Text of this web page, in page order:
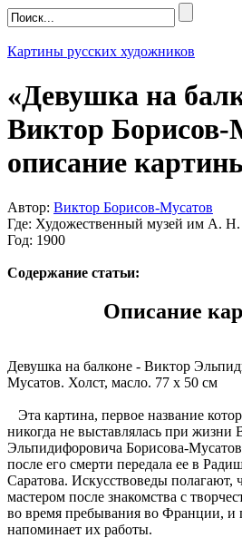
Картины русских художников
«Девушка на
Виктор
описание
Автор: Виктор Борисов-Мусатов
Где: Художественный музей им А. Н.
Год: 1900
Содержание статьи:
Описание
Девушка на балконе - Виктор
Мусатов. Холст, масло. 77 x 50 см
Эта картина, первое название
никогда не выставлялась при жизни
Эльпидифоровича Борисова-
после его смерти передала ее в
Саратова. Искусствоведы полагают,
мастером после знакомства с
во время пребывания во Франции, и
напоминает их работы.